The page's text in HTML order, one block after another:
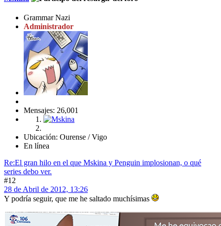
Grammar Nazi
Administrador
Mensajes: 26,001
Ubicación: Ourense / Vigo
En línea
Re:El gran hilo en el que Mskina y Penguin implosionan, o qué
series debo ver.
#12
28 de Abril de 2012, 13:26
Y podría seguir, que me he saltado muchísimas